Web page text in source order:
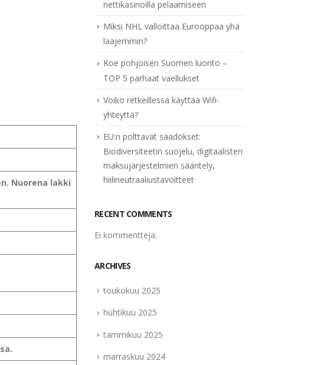
Nuorena lakki
nettikasinoilla pelaamiseen
Miksi NHL valloittaa Eurooppaa yhä
laajemmin?
Koe pohjoisen Suomen luonto –
TOP 5 parhaat vaellukset
Voiko retkeillessä käyttää Wifi-
yhteyttä?
EU:n polttavat säädökset:
Biodiversiteetin suojelu, digitaalisten
maksujärjestelmien sääntely,
hiilineutraaliustavoitteet
RECENT COMMENTS
Ei kommentteja.
ARCHIVES
toukokuu 2025
huhtikuu 2025
tammikuu 2025
marraskuu 2024